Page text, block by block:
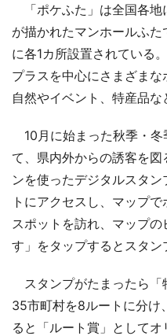
「ポケふた」は全国各地
が描かれたマンホールふ
に各1カ所設置されている
プラスを中心にさまざま
自然やイベント、特産品な
10月に始まった秋季・冬
て、県内外からの誘客を
ンを使ったデジタルスタ
トにアクセスし、マップ
スポットを訪れ、マップ
す」をタップするとスタン
スタンプがたまったら「
35市町村を8ルートに分け
ると「ルート賞」として